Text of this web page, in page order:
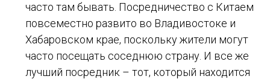
часто там бывать. Посредничество с Китаем
повсеместно развито во Владивостоке и
Хабаровском крае, поскольку жители могут
часто посещать соседнюю страну. И все же
лучший посредник – тот, который находится